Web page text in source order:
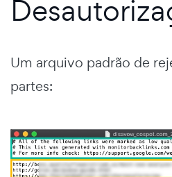
Um arquivo padrão de
partes: